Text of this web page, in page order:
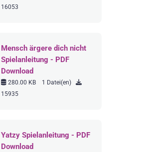
16053
Mensch ärgere dich nicht
Spielanleitung - PDF
Download
280.00 KB
1 Datei(en)
15935
Yatzy Spielanleitung - PDF
Download